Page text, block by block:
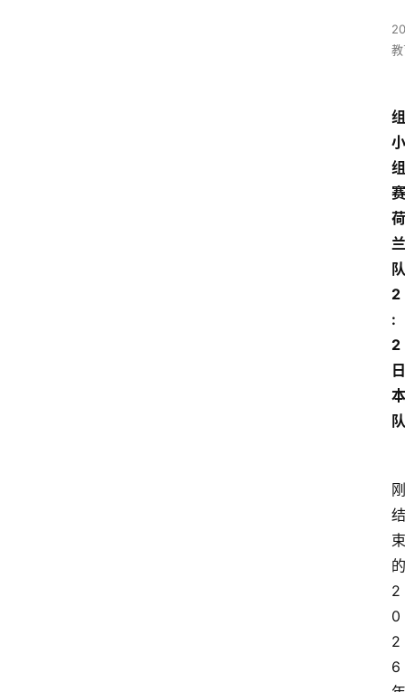
组
小
组
赛
荷
兰
队
2
:
2
日
本
队
刚
结
束
的
2
0
2
6